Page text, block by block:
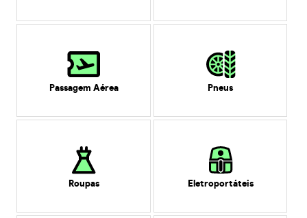
Passagem Aérea Pneus
Roupas Eletroportáteis